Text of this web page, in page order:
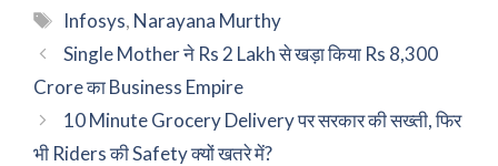
Tags
Infosys, Narayana Murthy
Single Mother ने Rs 2 Lakh से खड़ा किया Rs 8,300
Crore का Business Empire
10 Minute Grocery Delivery पर सरकार की सख्ती, फिर
भी Riders की Safety क्यों खतरे में?